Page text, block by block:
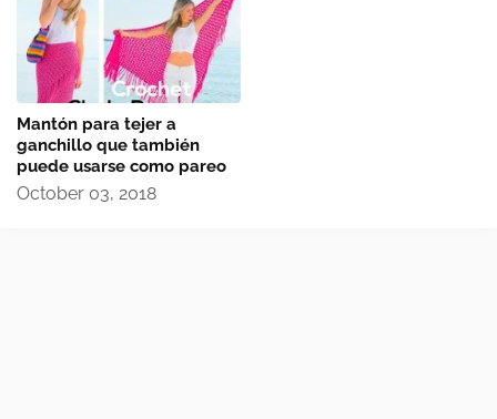
Mantón para tejer a
ganchillo que también
puede usarse como pareo
October 03, 2018